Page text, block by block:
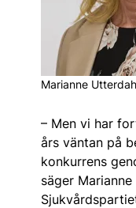
Marianne
– Men vi har
års väntan på
konkurrens
säger